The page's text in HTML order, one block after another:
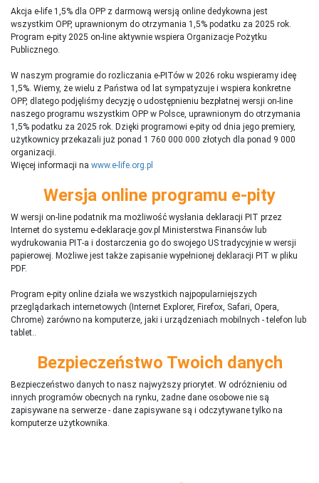
Akcja e-life 1,5% dla OPP z darmową wersją online dedykowna jest
wszystkim OPP, uprawnionym do otrzymania 1,5% podatku za 2025 rok.
Program e-pity 2025 on-line aktywnie wspiera Organizacje Pożytku
Publicznego.
W naszym programie do rozliczania e-PITów w 2026 roku wspieramy ideę
1,5%. Wiemy, że wielu z Państwa od lat sympatyzuje i wspiera konkretne
OPP, dlatego podjęliśmy decyzję o udostępnieniu bezpłatnej wersji on-line
naszego programu wszystkim OPP w Polsce, uprawnionym do otrzymania
1,5% podatku za 2025 rok. Dzięki programowi e-pity od dnia jego premiery,
użytkownicy przekazali już ponad 1 760 000 000 złotych dla ponad 9 000
organizacji.
Więcej informacji na www.e-life.org.pl
Wersja online programu e-pity
W wersji on-line podatnik ma możliwość wysłania deklaracji PIT przez
Internet do systemu e-deklaracje.gov.pl Ministerstwa Finansów lub
wydrukowania PIT-a i dostarczenia go do swojego US tradycyjnie w wersji
papierowej. Możliwe jest także zapisanie wypełnionej deklaracji PIT w pliku
PDF.
Program e-pity online działa we wszystkich najpopularniejszych
przeglądarkach internetowych (Internet Explorer, Firefox, Safari, Opera,
Chrome) zarówno na komputerze, jaki i urządzeniach mobilnych - telefon lub
tablet..
Bezpieczeństwo Twoich danych
Bezpieczeństwo danych to nasz najwyższy priorytet. W odróżnieniu od
innych programów obecnych na rynku, żadne dane osobowe nie są
zapisywane na serwerze - dane zapisywane są i odczytywane tylko na
komputerze użytkownika.